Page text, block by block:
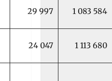
29 997 1 083 584
24 047 1 113 680